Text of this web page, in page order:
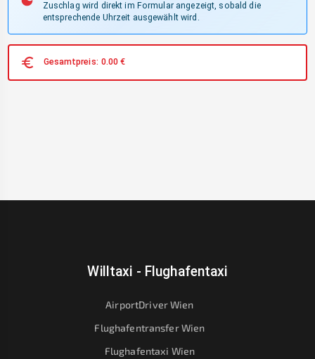
Zuschlag wird direkt im Formular angezeigt, sobald die
entsprechende Uhrzeit ausgewählt wird.
Gesamtpreis: 0.00 €
Willtaxi - Flughafentaxi
AirportDriver Wien
Flughafentransfer Wien
Flughafentaxi Wien